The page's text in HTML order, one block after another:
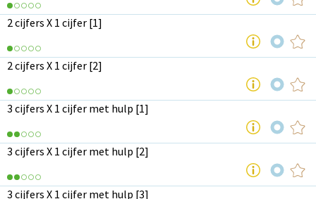
2 cijfers X 1 cijfer [1]
2 cijfers X 1 cijfer [2]
3 cijfers X 1 cijfer met hulp [1]
3 cijfers X 1 cijfer met hulp [2]
3 cijfers X 1 cijfer met hulp [3]